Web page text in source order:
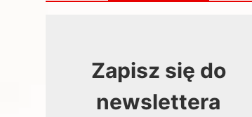
Zapisz się do
newslettera